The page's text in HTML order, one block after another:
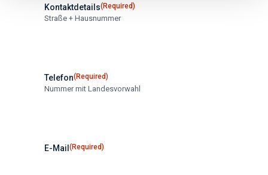
Kontaktdetails(Required)
Straße + Hausnummer
Telefon(Required)
Nummer mit Landesvorwahl
E-Mail (Required)